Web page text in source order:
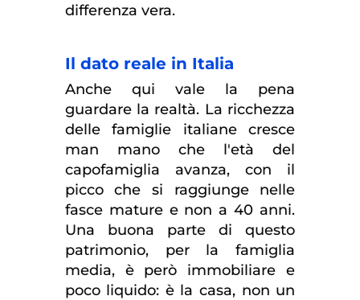
differenza vera.
Il dato reale in Italia
Anche qui vale la pena
guardare la realtà. La ricchezza
delle famiglie italiane cresce
man mano che l'età del
capofamiglia avanza, con il
picco che si raggiunge nelle
fasce mature e non a 40 anni.
Una buona parte di questo
patrimonio, per la famiglia
media, è però immobiliare e
poco liquido: è la casa, non un